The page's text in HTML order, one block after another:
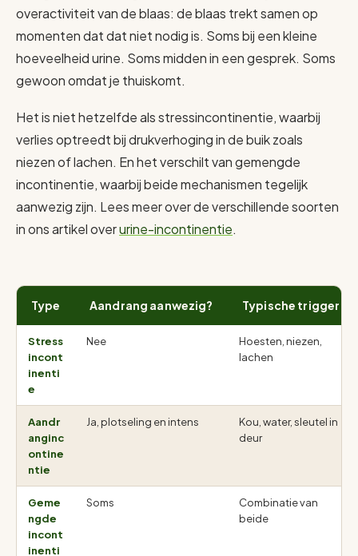
overactiviteit van de blaas: de blaas trekt samen op
momenten dat dat niet nodig is. Soms bij een kleine
hoeveelheid urine. Soms midden in een gesprek. Soms
gewoon omdat je thuiskomt.
Het is niet hetzelfde als stressincontinentie, waarbij
verlies optreedt bij drukverhoging in de buik zoals
niezen of lachen. En het verschilt van gemengde
incontinentie, waarbij beide mechanismen tegelijk
aanwezig zijn. Lees meer over de verschillende soorten
in ons artikel overurine-incontinentie.
Type Aandrang aanwezig? Typische trigger
Stress
incont
inenti
e
Nee
Hoesten, niezen,
lachen
Aandr
anginc
ontine
ntie
Ja, plotseling en intens
Kou, water, sleutel in
deur
Geme
ngde
incont
inenti
Soms
Combinatie van
beide